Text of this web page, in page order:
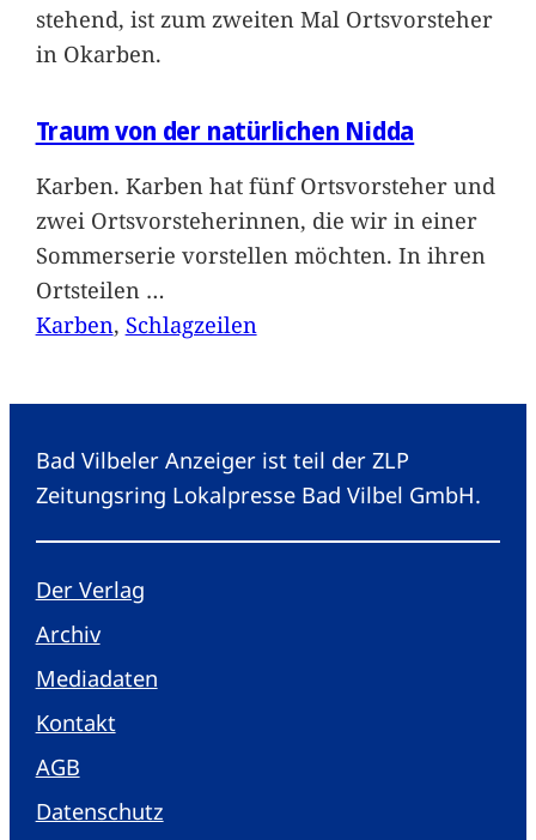
stehend, ist zum zweiten Mal Ortsvorsteher
in Okarben.
Traum von der natürlichen Nidda
Karben. Karben hat fünf Ortsvorsteher und
zwei Ortsvorsteherinnen, die wir in einer
Sommerserie vorstellen möchten. In ihren
Ortsteilen …
Karben, Schlagzeilen
Bad Vilbeler Anzeiger ist teil der ZLP
Zeitungsring Lokalpresse Bad Vilbel GmbH.
Der Verlag
Archiv
Mediadaten
Kontakt
AGB
Datenschutz